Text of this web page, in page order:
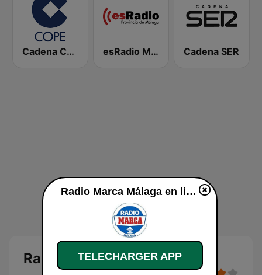
Cadena COPE esRadio Malaga Cadena SER
Radio Marca Málaga
Radio Marca Málaga en ligne
TELECHARGER APP